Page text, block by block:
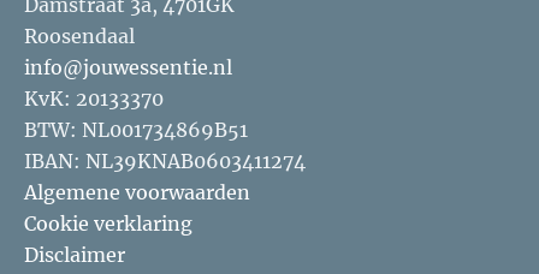
Roosendaal
info@jouwessentie.nl
KvK: 20133370
BTW: NL001734869B51
IBAN: NL39KNAB0603411274
Algemene voorwaarden
Cookie verklaring
Disclaimer